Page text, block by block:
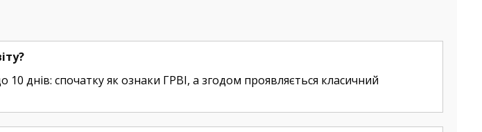
10 днів: спочатку як ознаки ГРВІ, а згодом проявляється класичний